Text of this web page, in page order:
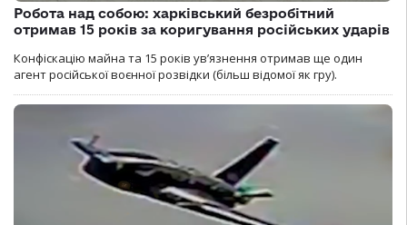
Робота над собою: харківський безробітний
отримав 15 років за коригування російських ударів
Конфіскацію майна та 15 років увʼязнення отримав ще один
агент російської воєнної розвідки (більш відомої як гру).